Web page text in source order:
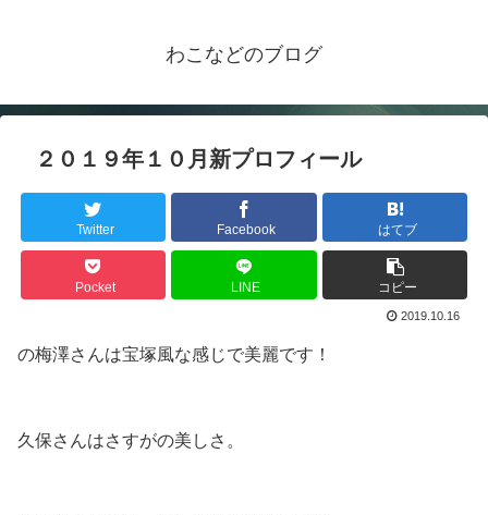
わこなどのブログ
２０１９年１０月新プロフィール
Twitter Facebook はてブ
Pocket LINE コピー
2019.10.16
の梅澤さんは宝塚風な感じで美麗です！
久保さんはさすがの美しさ。